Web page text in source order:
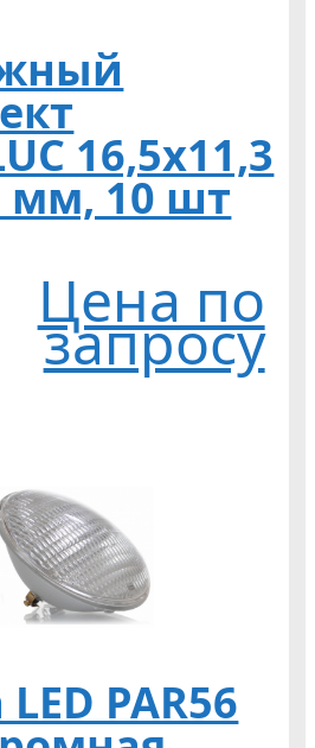
16,5х11,3
мм, 10 шт
Цена по
запросу
PAR56